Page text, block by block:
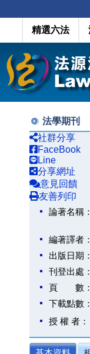
精選六法
法學期刊
社群分享
FaceBook
Line
分享網址
意見回饋
友善列印
論著名稱：
編著譯者：
出版日期：
刊登出處：
頁 數：
下載點數：
授 權 者：